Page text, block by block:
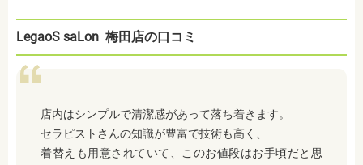
LegaoS saLon 梅田店の口コミ
店内はシンプルで清潔感があって落ち着きます。
セラピストさんの知識が豊富で技術も高く、
着替えも用意されていて、このお値段はお手頃だと思